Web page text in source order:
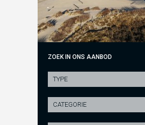
ZOEK IN ONS AANBOD
TYPE
CATEGORIE